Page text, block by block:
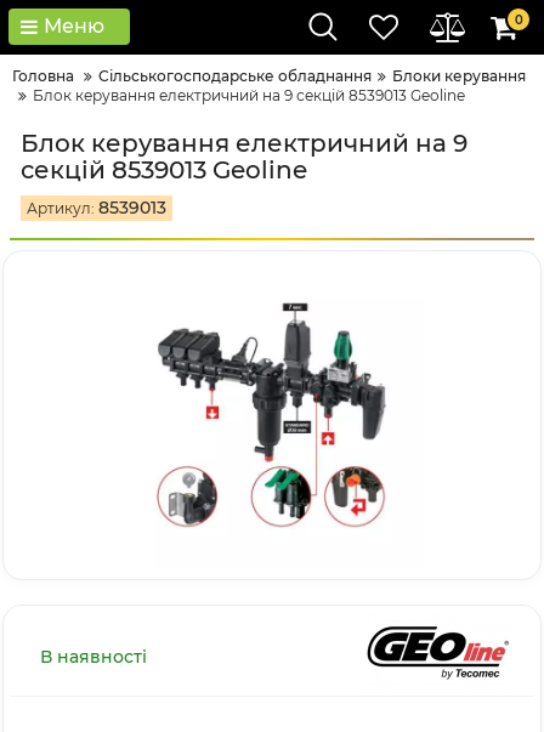
Меню 0
Головна Сільськогосподарське обладнання
Блоки керування
Блок керування електричний на 9 секцій 8539013 Geoline
Блок керування електричний на 9
секцій 8539013 Geoline
Артикул: 8539013
В наявності